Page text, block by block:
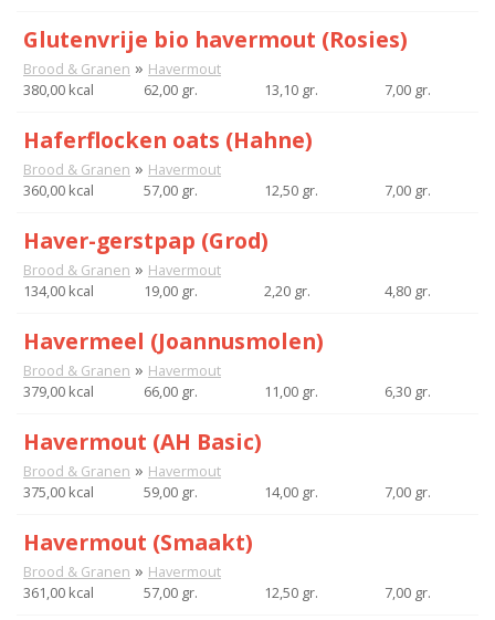
Glutenvrije bio havermout (Rosies)
Brood & Granen » Havermout
380,00 kcal
62,00 gr. 13,10 gr. 7,00 gr.
Haferflocken oats (Hahne)
Brood & Granen » Havermout
360,00 kcal
57,00 gr. 12,50 gr. 7,00 gr.
Haver-gerstpap (Grod)
Brood & Granen » Havermout
134,00 kcal
19,00 gr. 2,20 gr. 4,80 gr.
Havermeel (Joannusmolen)
Brood & Granen » Havermout
379,00 kcal
66,00 gr. 11,00 gr. 6,30 gr.
Havermout (AH Basic)
Brood & Granen » Havermout
375,00 kcal
59,00 gr. 14,00 gr. 7,00 gr.
Havermout (Smaakt)
Brood & Granen » Havermout
361,00 kcal
57,00 gr. 12,50 gr. 7,00 gr.